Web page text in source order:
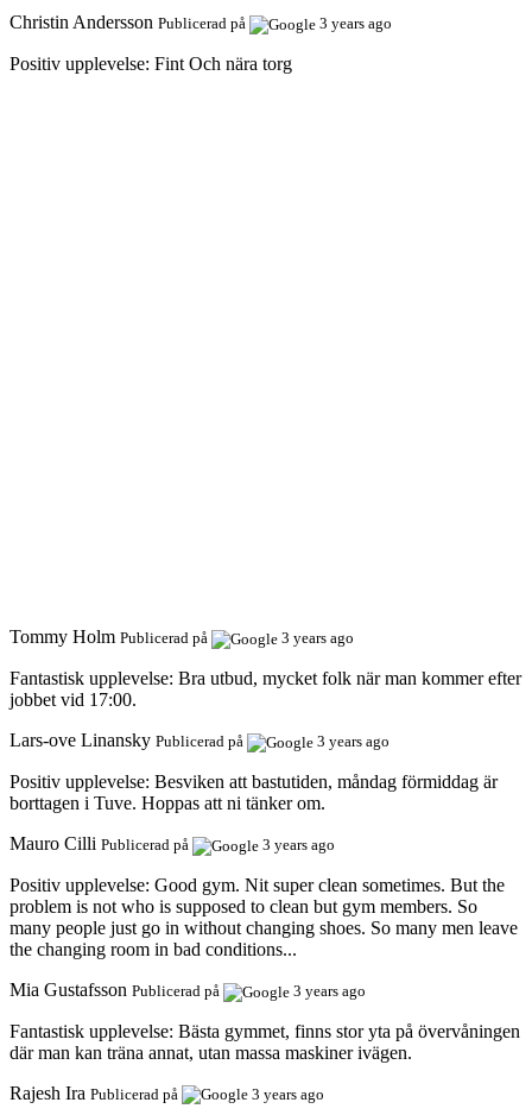
Christin Andersson Publicerad på 3 years ago
Positiv upplevelse: Fint Och nära torg
Tommy Holm Publicerad på 3 years ago
Fantastisk upplevelse: Bra utbud, mycket folk när man kommer efter
jobbet vid 17:00.
Lars-ove Linansky Publicerad på 3 years ago
Positiv upplevelse: Besviken att bastutiden, måndag förmiddag är
borttagen i Tuve. Hoppas att ni tänker om.
Mauro Cilli Publicerad på 3 years ago
Positiv upplevelse: Good gym. Nit super clean sometimes. But the
problem is not who is supposed to clean but gym members. So
many people just go in without changing shoes. So many men leave
the changing room in bad conditions...
Mia Gustafsson Publicerad på 3 years ago
Fantastisk upplevelse: Bästa gymmet, finns stor yta på övervåningen
där man kan träna annat, utan massa maskiner ivägen.
Rajesh Ira Publicerad på 3 years ago